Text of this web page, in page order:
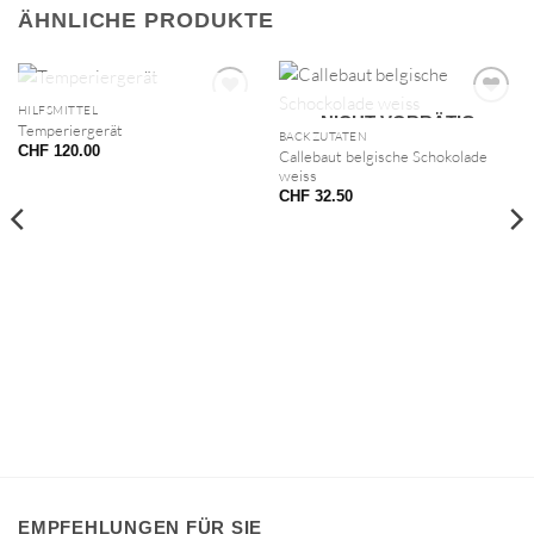
ÄHNLICHE PRODUKTE
NICHT VORRÄTIG
HILFSMITTEL
Temperiergerät
CHF120.00
NICHT VORRÄTIG
BACKZUTATEN
Callebaut belgische Schokolade
weiss
CHF32.50
EMPFEHLUNGEN FÜR SIE